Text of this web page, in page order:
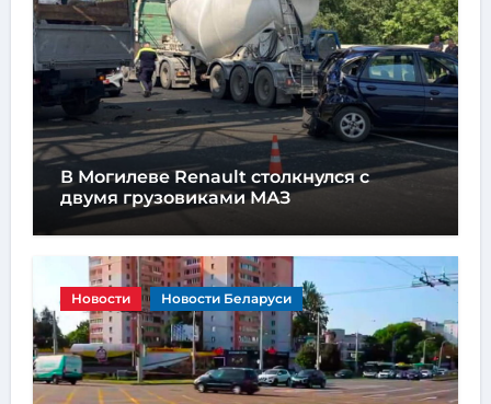
В Могилеве Renault столкнулся с
двумя грузовиками МАЗ
Новости Новости Беларуси